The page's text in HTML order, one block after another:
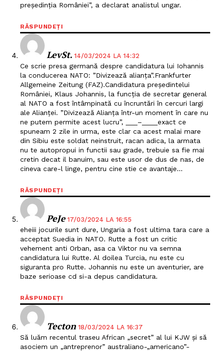
președinția României”, a declarat analistul ungar.
RĂSPUNDEȚI
LevSt. 14/03/2024 LA 14:32
Ce scrie presa germană despre candidatura lui Iohannis
la conducerea NATO: ”Divizează alianța”.Frankfurter
Allgemeine Zeitung (FAZ).Candidatura preşedintelui
României, Klaus Johannis, la funcţia de secretar general
al NATO a fost întâmpinată cu încruntări în cercuri largi
ale Alianţei. ”Divizează Alianţa într-un moment în care nu
ne putem permite acest lucru”, ___–____exact ce
spuneam 2 zile in urma, este clar ca acest malai mare
din Sibiu este soldat neinstruit, racan adica, la armata
nu te autopropui in functii sau grade, trebuie sa fie mai
cretin decat il banuim, sau este usor de dus de nas, de
cineva care-l linge, pentru cine stie ce avantaje…
RĂSPUNDEȚI
PeJe 17/03/2024 LA 16:55
eheiii jocurile sunt dure, Ungaria a fost ultima tara care a
acceptat Suedia in NATO. Rutte a fost un critic
vehement anti Orban, asa ca Viktor nu va semna
candidatura lui Rutte. Al doilea Turcia, nu este cu
siguranta pro Rutte. Johannis nu este un aventurier, are
baze serioase cd si-a depus candidatura.
RĂSPUNDEȚI
Tecton 18/03/2024 LA 16:37
Să luăm recentul traseu African „secret” al lui KJW și să
asociem un „antreprenor” australiano-„americano”-